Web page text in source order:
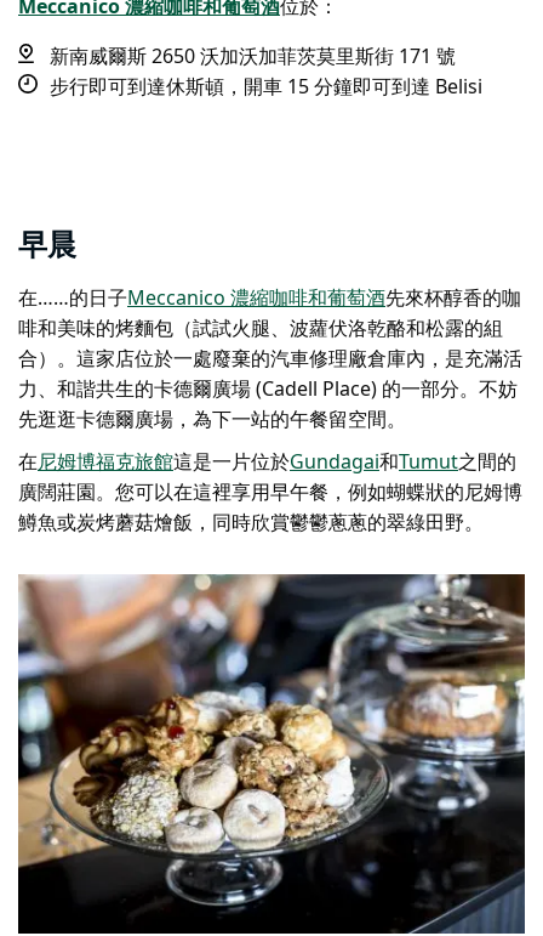
Meccanico 濃縮咖啡和葡萄酒位於：
新南威爾斯 2650 沃加沃加菲茨莫里斯街 171 號
步行即可到達休斯頓，開車 15 分鐘即可到達 Belisi
早晨
在……的日子Meccanico 濃縮咖啡和葡萄酒先來杯醇香的咖
啡和美味的烤麵包（試試火腿、波蘿伏洛乾酪和松露的組
合）。這家店位於一處廢棄的汽車修理廠倉庫內，是充滿活
力、和諧共生的卡德爾廣場 (Cadell Place) 的一部分。不妨
先逛逛卡德爾廣場，為下一站的午餐留空間。
在尼姆博福克旅館這是一片位於Gundagai和Tumut之間的
廣闊莊園。您可以在這裡享用早午餐，例如蝴蝶狀的尼姆博
鱒魚或炭烤蘑菇燴飯，同時欣賞鬱鬱蔥蔥的翠綠田野。